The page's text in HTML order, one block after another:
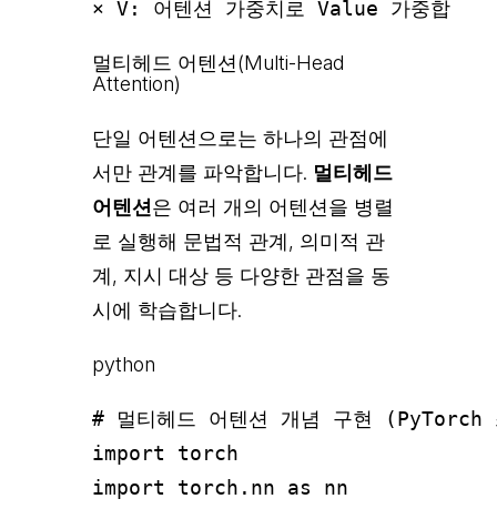
멀티헤드 어텐션(Multi-Head
Attention)
단일 어텐션으로는 하나의 관점에
서만 관계를 파악합니다. 멀티헤드
어텐션 은 여러 개의 어텐션을 병렬
로 실행해 문법적 관계, 의미적 관
계, 지시 대상 등 다양한 관점을 동
시에 학습합니다.
python
# 멀티헤드 어텐션 개념 구현 (PyTorch
import torch
import torch.nn as nn